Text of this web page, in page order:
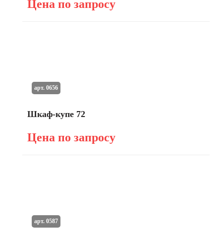
Цена по запросу
Шкаф-купе 72
Цена по запросу
арт. 0656
арт. 0587